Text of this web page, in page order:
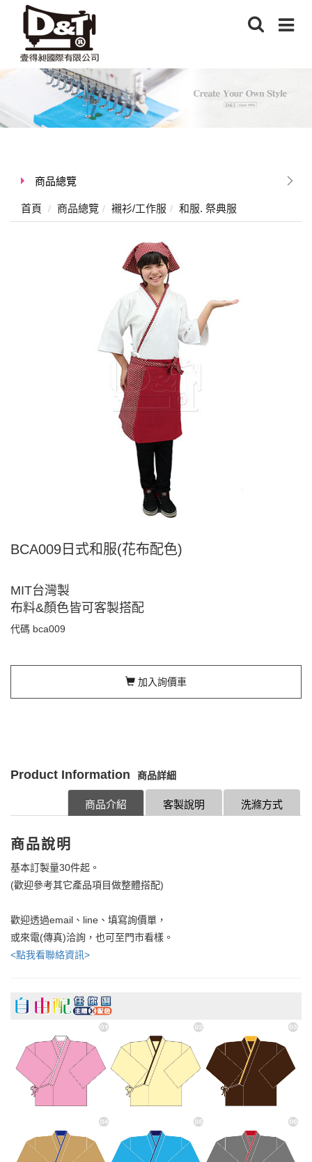
商品總覽
首頁 商品總覽 襯衫/工作服 和服. 祭典服
BCA009日式和服(花布配色)
MIT台灣製
布料&顏色皆可客製搭配
代碼 bca009
加入詢價車
Product Information 商品詳細
洗滌方式
客製說明
商品介紹
商品說明
基本訂製量30件起。
(歡迎參考其它產品項目做整體搭配)
歡迎透過email、line、填寫詢價單，
或來電(傳真)洽詢，也可至門市看樣。
<點我看聯絡資訊>